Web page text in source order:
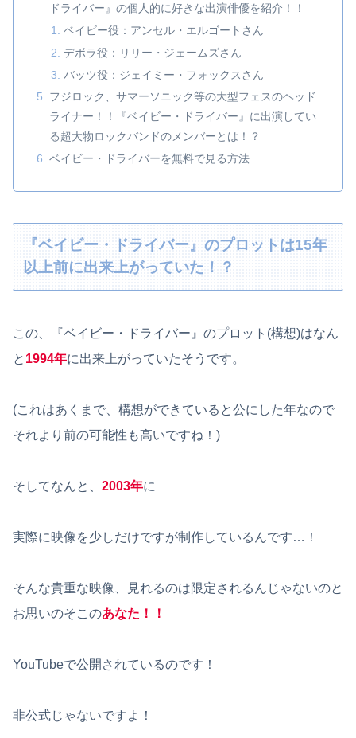
ドライバー』の個人的に好きな出演俳優を紹介！！
ベイビー役：アンセル・エルゴートさん
デボラ役：リリー・ジェームズさん
バッツ役：ジェイミー・フォックスさん
フジロック、サマーソニック等の大型フェスのヘッド
ライナー！！『ベイビー・ドライバー』に出演してい
る超大物ロックバンドのメンバーとは！？
ベイビー・ドライバーを無料で見る方法
『ベイビー・ドライバー』のプロットは15年
以上前に出来上がっていた！？
この、『ベイビー・ドライバー』のプロット(構想)はなん
と 1994年に出来上がっていたそうです。
(これはあくまで、構想ができていると公にした年なので
それより前の可能性も高いですね！)
そしてなんと、 2003年に
実際に映像を少しだけですが制作しているんです…！
そんな貴重な映像、見れるのは限定されるんじゃないのと
お思いのそこのあなた！！
YouTubeで公開されているのです！
非公式じゃないですよ！